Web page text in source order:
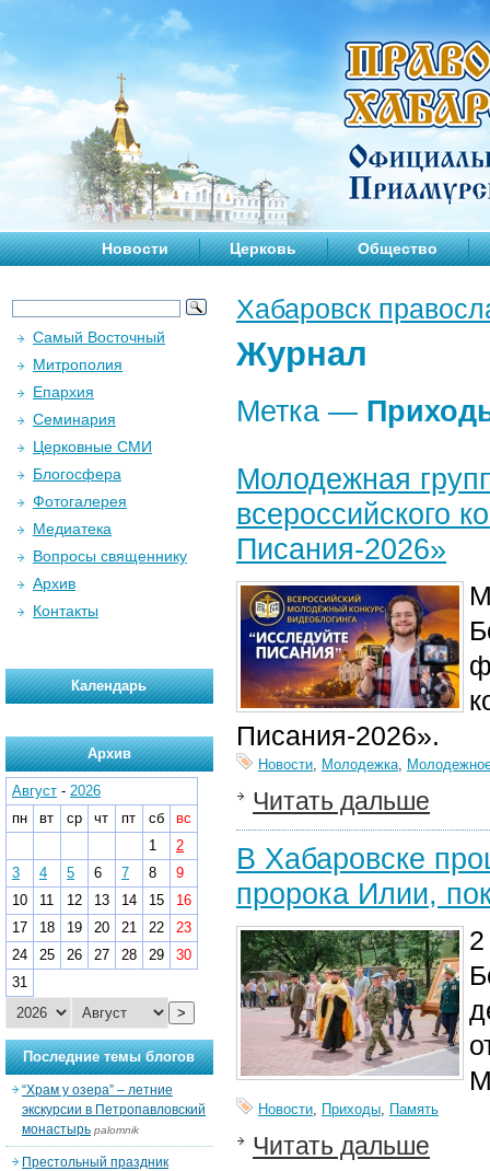
Новости Церковь Общество
Хабаровск
Журнал
Метка —
Молодежная
всероссийского
Писания-2026»
Писания-2026».
Новости, Молодежка,
Читать дальше
В Хабаровске
пророка Илии,
Новости, Приходы, Память
Читать дальше
Самый Восточный
Митрополия
Епархия
Семинария
Церковные СМИ
Блогосфера
Фотогалерея
Медиатека
Вопросы священнику
Архив
Контакты
Календарь
Архив
Август - 2026
пн
вт ср чт пт сб
вс
1
2
3
4 5 6 7 8
9
10
11 12 13 14 15
16
17
18 19 20 21 22
23
24
25 26 27 28 29
30
31
>
Последние темы блогов
“Храм у озера” – летние
экскурсии в Петропавловский
монастырь palomnik
Престольный праздник